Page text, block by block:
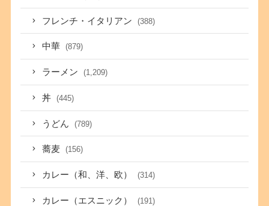
フレンチ・イタリアン (388)
中華 (879)
ラーメン (1,209)
丼 (445)
うどん (789)
蕎麦 (156)
カレー（和、洋、欧） (314)
カレー（エスニック） (191)